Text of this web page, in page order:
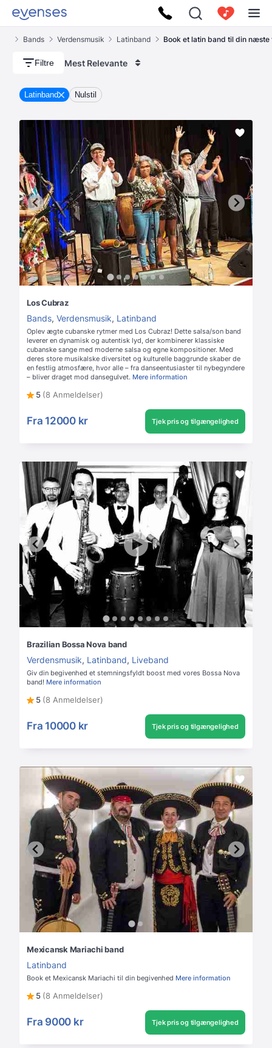
Bands Verdensmusik Latinband Book et latin band til din næste
Filtre Mest Relevante
Latinband Nulstil
Los Cubraz
Bands, Verdensmusik, Latinband
Oplev ægte cubanske rytmer med Los Cubraz! Dette salsa/son band
leverer en dynamisk og autentisk lyd, der kombinerer klassiske
cubanske sange med moderne salsa og egne kompositioner. Med
deres store musikalske diversitet og kulturelle baggrunde skaber de
en festlig atmosfære, hvor alle – fra danseentusiaster til nybegyndere
– bliver draget mod dansegulvet. Mere information
5 (8 Anmeldelser)
Fra 12000 kr Tjek pris og tilgængelighed
Brazilian Bossa Nova band
Verdensmusik, Latinband, Liveband
Giv din begivenhed et stemningsfyldt boost med vores Bossa Nova
band! Mere information
5 (8 Anmeldelser)
Fra 10000 kr Tjek pris og tilgængelighed
Mexicansk Mariachi band
Latinband
Book et Mexicansk Mariachi til din begivenhed Mere information
5 (8 Anmeldelser)
Fra 9000 kr Tjek pris og tilgængelighed